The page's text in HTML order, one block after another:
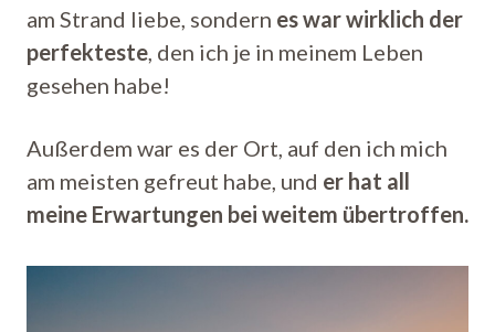
am Strand liebe, sondern es war wirklich der
perfekteste , den ich je in meinem Leben
gesehen habe!
Außerdem war es der Ort, auf den ich mich
am meisten gefreut habe, und er hat all
meine Erwartungen bei weitem übertroffen.